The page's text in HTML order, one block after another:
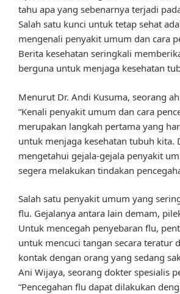
tahu apa yang sebenarnya terjadi
Salah satu kunci untuk tetap sehat
mengenali penyakit umum dan cara
Berita kesehatan seringkali
berguna untuk menjaga kesehatan
Menurut Dr. Andi Kusuma, seorang
“Kenali penyakit umum dan cara
merupakan langkah pertama yang
untuk menjaga kesehatan tubuh kita.
mengetahui gejala-gejala penyakit
segera melakukan tindakan
Salah satu penyakit umum yang
flu. Gejalanya antara lain demam,
Untuk mencegah penyebaran flu,
untuk mencuci tangan secara teratur
kontak dengan orang yang sedang
Ani Wijaya, seorang dokter spesialis
“Pencegahan flu dapat dilakukan